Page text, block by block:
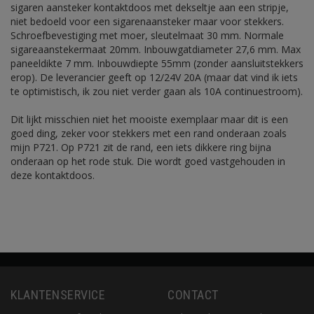
sigaren aansteker kontaktdoos met dekseltje aan een stripje,
niet bedoeld voor een sigarenaansteker maar voor stekkers.
Schroefbevestiging met moer, sleutelmaat 30 mm. Normale
sigareaanstekermaat 20mm. Inbouwgatdiameter 27,6 mm. Max
paneeldikte 7 mm. Inbouwdiepte 55mm (zonder aansluitstekkers
erop). De leverancier geeft op 12/24V 20A (maar dat vind ik iets
te optimistisch, ik zou niet verder gaan als 10A continuestroom).
Dit lijkt misschien niet het mooiste exemplaar maar dit is een
goed ding, zeker voor stekkers met een rand onderaan zoals
mijn P721. Op P721 zit de rand, een iets dikkere ring bijna
onderaan op het rode stuk. Die wordt goed vastgehouden in
deze kontaktdoos.
KLANTENSERVICE CONTACT